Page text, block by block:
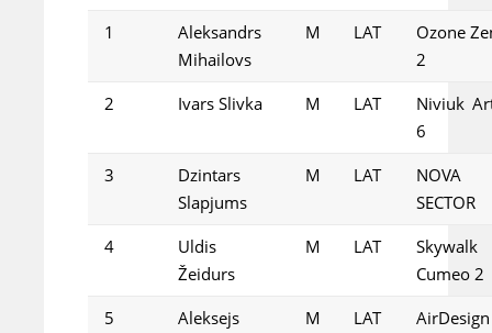
1
Aleksandrs
Mihailovs
M LAT
Ozone
2
2
Ivars Slivka M LAT
Niviuk
6
3
Dzintars
Slapjums
M LAT
NOVA
SECTOR
4
Uldis
Žeidurs
M LAT
Skywalk
Cumeo 2
5
Aleksejs
M LAT
AirDesign